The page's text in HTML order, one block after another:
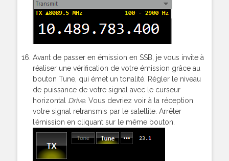
Avant de passer en émission en SSB, je vous invite à
réaliser une vérification de votre émission grâce au
bouton Tune, qui émet un tonalité. Régler le niveau
de puissance de votre signal avec le curseur
horizontal Drive. Vous devriez voir à la réception
votre signal retransmis par le satellite. Arrêter
l’émission en cliquant sur le même bouton.